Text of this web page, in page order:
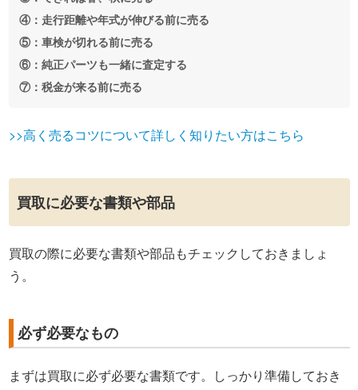
④：走行距離や年式が伸びる前に売る
⑤：車検が切れる前に売る
⑥：純正パーツも一緒に査定する
⑦：税金が来る前に売る
>>高く売るコツについて詳しく知りたい方はこちら
買取に必要な書類や部品
買取の際に必要な書類や部品もチェックしておきましょ
う。
必ず必要なもの
まずは買取に必ず必要な書類です。しっかり準備しておき